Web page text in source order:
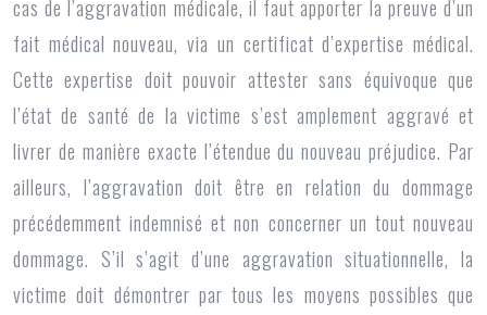
cas de l’aggravation médicale, il faut apporter la preuve d’un
fait médical nouveau, via un certificat d’expertise médical.
Cette expertise doit pouvoir attester sans équivoque que
l’état de santé de la victime s’est amplement aggravé et
livrer de manière exacte l’étendue du nouveau préjudice. Par
ailleurs, l’aggravation doit être en relation du dommage
précédemment indemnisé et non concerner un tout nouveau
dommage. S’il s’agit d’une aggravation situationnelle, la
victime doit démontrer par tous les moyens possibles que